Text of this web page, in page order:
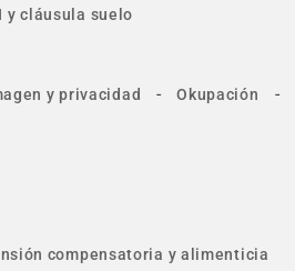
y cláusula suelo
y privacidad - Okupación -
compensatoria y alimenticia